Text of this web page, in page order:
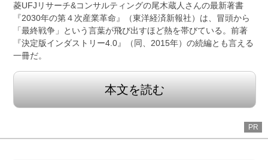
菱UFJリサーチ&コンサルティングの尾木蔵人さんの最新著書
『2030年の第４次産業革命』（東洋経済新報社）は、冒頭から
「最終戦争」という言葉が飛び出すほど熱を帯びている。前著
『決定版インダストリー4.0』（同、2015年）の続編とも言える
一冊だ。
本文を読む
PR